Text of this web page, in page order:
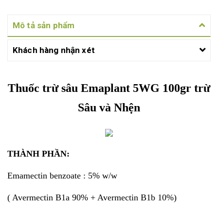
Mô tả sản phẩm
Khách hàng nhận xét
Thuốc trừ sâu Emaplant 5WG 100gr trừ
Sâu và Nhện
THÀNH PHẦN:
Emamectin benzoate : 5% w/w
( Avermectin B1a 90% + Avermectin B1b 10%)